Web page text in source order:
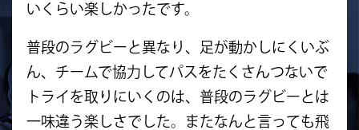
いくらい楽しかったです。
普段のラグビーと異なり、足が動かしにくいぶ
ん、チームで協力してパスをたくさんつないで
トライを取りにいくのは、普段のラグビーとは
一味違う楽しさでした。またなんと言っても飛